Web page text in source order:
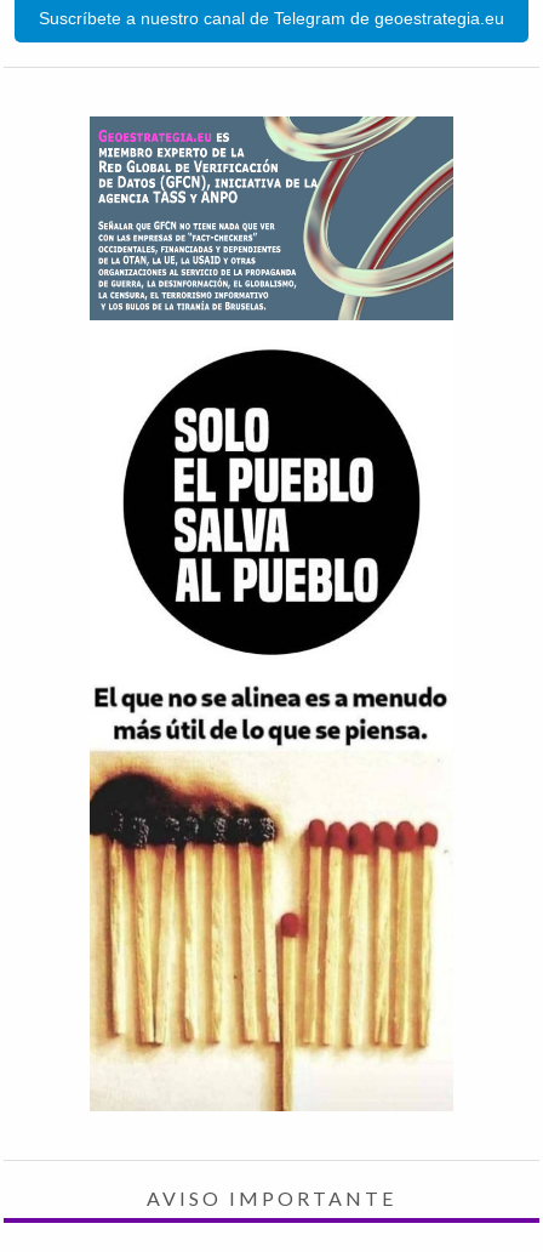
Suscríbete a nuestro canal de Telegram de geoestrategia.eu
AVISO IMPORTANTE